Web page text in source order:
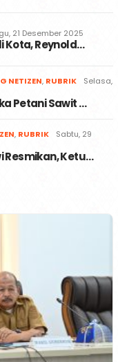
21 Desember 2025
Kota, Reynold…
NETIZEN, RUBRIK
Selasa,
Petani Sawit …
, RUBRIK
Sabtu, 29
Resmikan, Ketu…